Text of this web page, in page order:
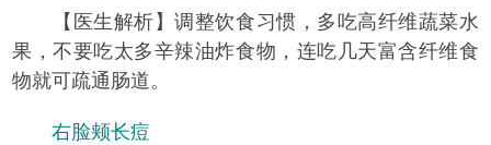
【医生解析】调整饮食习惯，多吃高纤维蔬菜水
果，不要吃太多辛辣油炸食物，连吃几天富含纤维食
物就可疏通肠道。
右脸颊长痘